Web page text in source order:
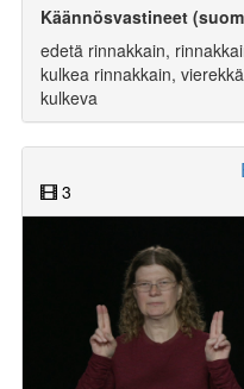
Käännösvastineet
edetä rinnakkain,
kulkea rinnakkain,
kulkeva
3